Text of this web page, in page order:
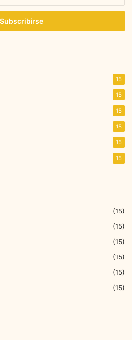
15
15
15
15
15
15
(15)
(15)
(15)
(15)
(15)
(15)